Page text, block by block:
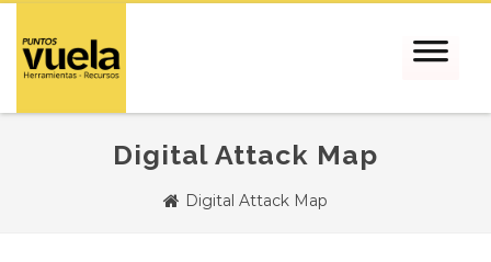
Digital Attack Map
Digital Attack Map